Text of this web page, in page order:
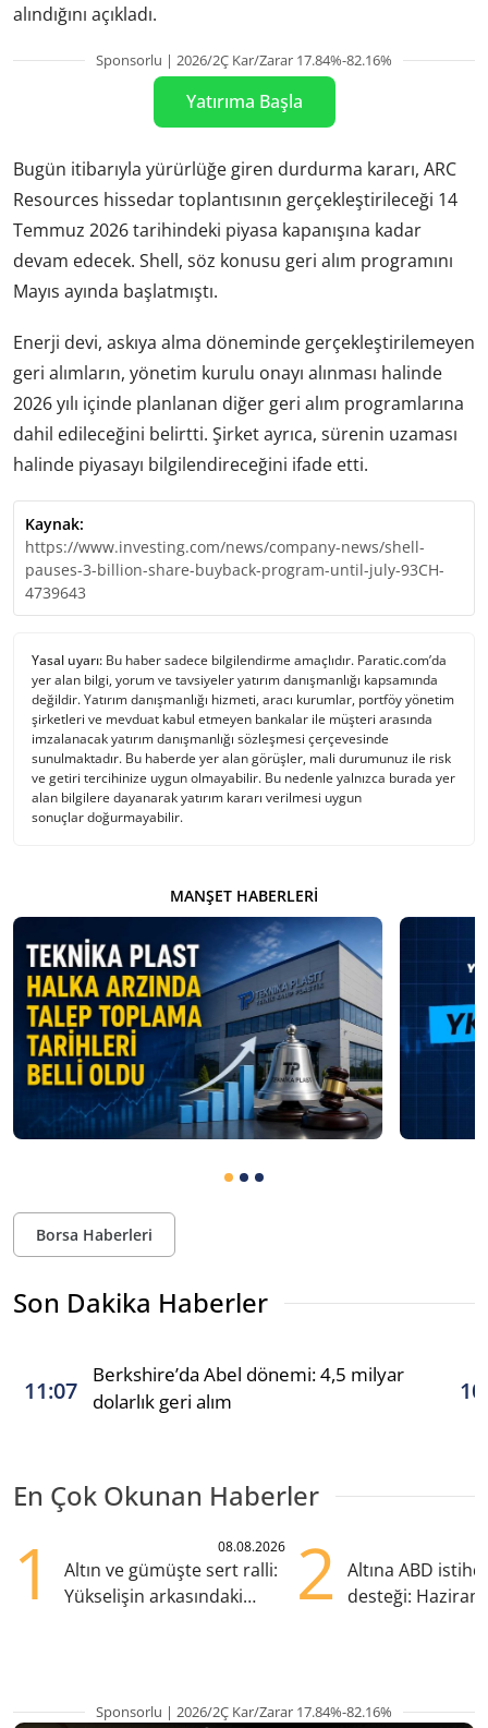
alındığını açıkladı.
Sponsorlu | 2026/2Ç Kar/Zarar 17.84%-82.16%
Yatırıma Başla
Bugün itibarıyla yürürlüğe giren durdurma kararı, ARC
Resources hissedar toplantısının gerçekleştirileceği 14
Temmuz 2026 tarihindeki piyasa kapanışına kadar
devam edecek. Shell, söz konusu geri alım programını
Mayıs ayında başlatmıştı.
Enerji devi, askıya alma döneminde gerçekleştirilemeyen
geri alımların, yönetim kurulu onayı alınması halinde
2026 yılı içinde planlanan diğer geri alım programlarına
dahil edileceğini belirtti. Şirket ayrıca, sürenin uzaması
halinde piyasayı bilgilendireceğini ifade etti.
Kaynak:
https://www.investing.com/news/company-news/shell-
pauses-3-billion-share-buyback-program-until-july-93CH-
4739643
Yasal uyarı: Bu haber sadece bilgilendirme amaçlıdır. Paratic.com’da
yer alan bilgi, yorum ve tavsiyeler yatırım danışmanlığı kapsamında
değildir. Yatırım danışmanlığı hizmeti, aracı kurumlar, portföy yönetim
şirketleri ve mevduat kabul etmeyen bankalar ile müşteri arasında
imzalanacak yatırım danışmanlığı sözleşmesi çerçevesinde
sunulmaktadır. Bu haberde yer alan görüşler, mali durumunuz ile risk
ve getiri tercihinize uygun olmayabilir. Bu nedenle yalnızca burada yer
alan bilgilere dayanarak yatırım kararı verilmesi uygun
sonuçlar doğurmayabilir.
MANŞET HABERLERI
Borsa Haberleri
Son Dakika Haberler
11:07
Berkshire’da Abel dönemi: 4,5 milyar
dolarlık geri alım
En Çok Okunan Haberler
1 08.08.2026
Altın ve gümüşte sert ralli:
Yükselişin arkasındaki
2
Altına ABD
desteği:
Sponsorlu | 2026/2Ç Kar/Zarar 17.84%-82.16%